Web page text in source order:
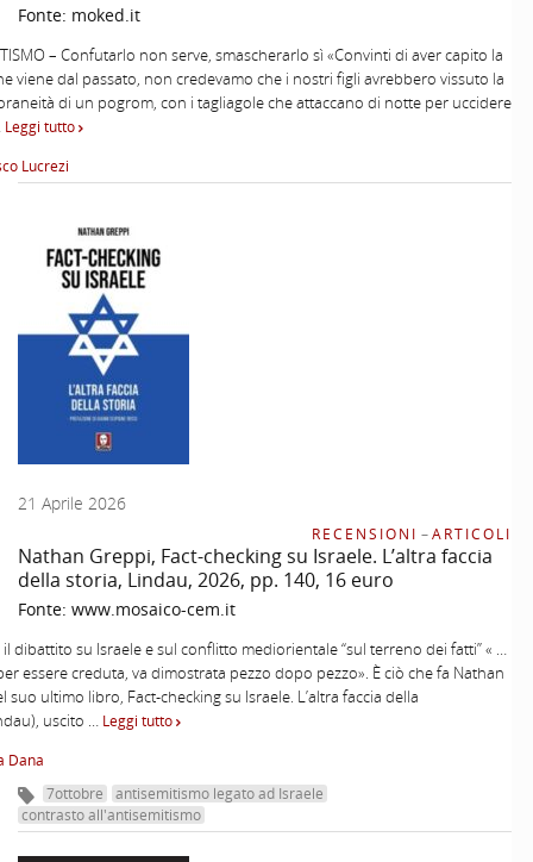
Fonte: moked.it
– Confutarlo non serve, smascherarlo sì «Convinti di aver capito la
viene dal passato, non credevamo che i nostri figli avrebbero vissuto la
di un pogrom, con i tagliagole che attaccano di notte per uccidere
Leggi tutto
Lucrezi
21 Aprile 2026
RECENSIONI –ARTICOLI
Nathan Greppi, Fact-checking su Israele. L’altra faccia
della storia, Lindau, 2026, pp. 140, 16 euro
Fonte: www.mosaico-cem.it
dibattito su Israele e sul conflitto mediorientale “sul terreno dei fatti” « …
essere creduta, va dimostrata pezzo dopo pezzo». È ciò che fa Nathan
suo ultimo libro, Fact-checking su Israele. L’altra faccia della
uscito … Leggi tutto
Dana
7ottobre
antisemitismo legato ad Israele
contrasto all'antisemitismo